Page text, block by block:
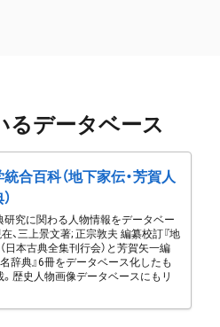
るデータベース
合百科（地下家伝・芳賀人
研究に関わる人物情報をデータベー
、三上景文著; 正宗敦夫 編纂校訂『地
日本古典全集刊行会）と芳賀矢一編
名辞典』6冊をデータベース化したも
。歴史人物画像データベースにもリ